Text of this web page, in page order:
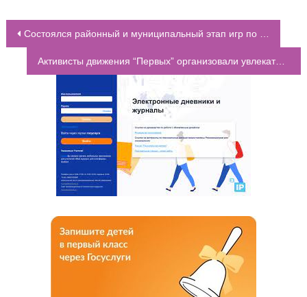
НАВИГАЦИЯ ПО ЗАПИСЯМ
Состоялся районный и муниципальный этап игр по спортивному лазертагу “Южный Форпост”
Активисты движения “Первых” организовали увлекательное мероприятие для учеников 1-2 классов